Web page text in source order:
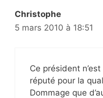
Christophe
5 mars 2010 à 18:51
Ce président
réputé pour la
Dommage que